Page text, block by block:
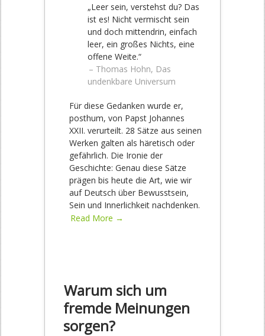
„Leer sein, verstehst du? Das
ist es! Nicht vermischt sein
und doch mittendrin, einfach
leer, ein großes Nichts, eine
offene Weite.“
– Thomas Hohn, Das
undenkbare Universum
Für diese Gedanken wurde er,
posthum, von Papst Johannes
XXII. verurteilt. 28 Sätze aus seinen
Werken galten als häretisch oder
gefährlich. Die Ironie der
Geschichte: Genau diese Sätze
prägen bis heute die Art, wie wir
auf Deutsch über Bewusstsein,
Sein und Innerlichkeit nachdenken.
Read More →
Warum sich um
fremde Meinungen
sorgen?